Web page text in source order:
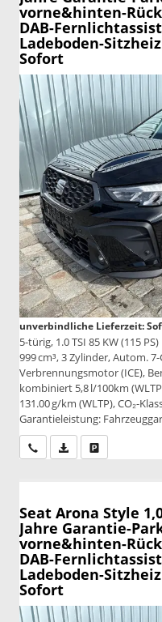
vorne&hinten-
DAB-
Ladeboden-
Sofort
unverbindliche Lieferzeit:
5-türig, 1.0 TSI 85 KW (115 PS)
999 cm³, 3 Zylinder, Autom. 7-
Verbrennungsmotor (ICE),
kombiniert 5,8 l/100km
131.00 g/km (WLTP), CO₂-
Garantieleistung:
Wir rufen Sie an
PDF-Datei,
Seat Arona Style
Jahre Garantie-
vorne&hinten-
DAB-
Ladeboden-
Sofort